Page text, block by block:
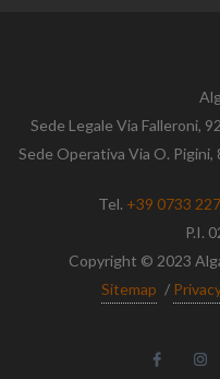
Sede Legale Via Falleroni,
Sede Operativa Via O.
Tel. +39 0733
P.I.
Copyright © 2023
Sitemap /